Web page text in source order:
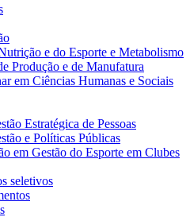
e do Esporte e Metabolismo
Produção e de Manufatura
em Ciências Humanas e Sociais
Estratégica de Pessoas
e Políticas Públicas
em Gestão do Esporte em Clubes
seletivos